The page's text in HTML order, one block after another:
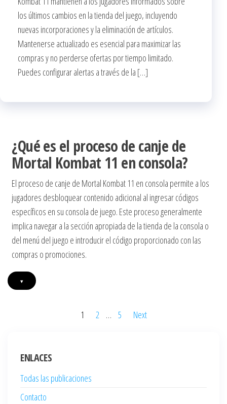
los últimos cambios en la tienda del juego, incluyendo
nuevas incorporaciones y la eliminación de artículos.
Mantenerse actualizado es esencial para maximizar las
compras y no perderse ofertas por tiempo limitado.
Puedes configurar alertas a través de la […]
¿Qué es el proceso de canje de
Mortal Kombat 11 en consola?
El proceso de canje de Mortal Kombat 11 en consola permite a los
jugadores desbloquear contenido adicional al ingresar códigos
específicos en su consola de juego. Este proceso generalmente
implica navegar a la sección apropiada de la tienda de la consola o
del menú del juego e introducir el código proporcionado con las
compras o promociones.
▾
1 2 … 5 Next
ENLACES
Todas las publicaciones
Contacto